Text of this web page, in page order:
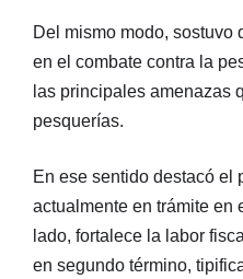
Del mismo modo, sostuvo
en el combate contra la
las principales amenazas
pesquerías.
En ese sentido destacó el
actualmente en trámite en
lado, fortalece la labor
en segundo término,